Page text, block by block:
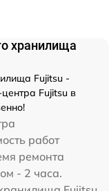
хранилища
Fujitsu -
Fujitsu в
работ
ремонта
- 2 часа.